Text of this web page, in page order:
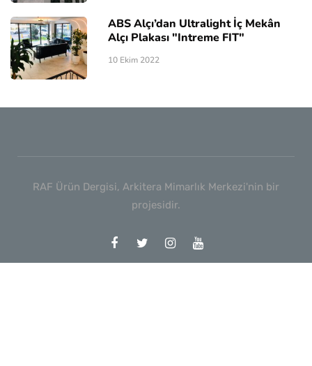
ABS Alçı’dan Ultralight İç Mekân
Alçı Plakası "Intreme FIT"
10 Ekim 2022
RAF Ürün Dergisi, Arkitera Mimarlık Merkezi'nin bir
projesidir.